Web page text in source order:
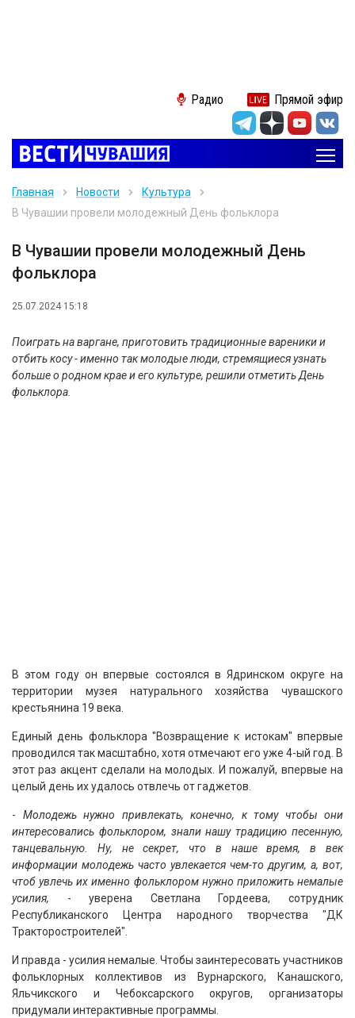
Радио Прямой эфир
Главная Новости
Культура
В Чувашии провели молодежный День фольклора
В Чувашии провели молодежный День
фольклора
25.07.2024 15:18
Поиграть на варгане, приготовить традиционные вареники и
отбить косу - именно так молодые люди, стремящиеся узнать
больше о родном крае и его культуре, решили отметить День
фольклора.
В этом году он впервые состоялся в Ядринском округе на
территории музея натурального хозяйства чувашского
крестьянина 19 века.
Единый день фольклора "Возвращение к истокам" впервые
проводился так масштабно, хотя отмечают его уже 4-ый год. В
этот раз акцент сделали на молодых. И пожалуй, впервые на
целый день их удалось отвлечь от гаджетов.
- Молодежь нужно привлекать, конечно, к тому чтобы они
интересовались фольклором, знали нашу традицию песенную,
танцевальную. Ну, не секрет, что в наше время, в век
информации молодежь часто увлекается чем-то другим, а, вот,
чтоб увлечь их именно фольклором нужно приложить немалые
усилия, - уверена Светлана Гордеева, сотрудник
Республиканского Центра народного творчества "ДК
Тракторостроителей".
И правда - усилия немалые. Чтобы заинтересовать участников
фольклорных коллективов из Вурнарского, Канашского,
Яльчикского и Чебоксарского округов, организаторы
придумали интерактивные программы.